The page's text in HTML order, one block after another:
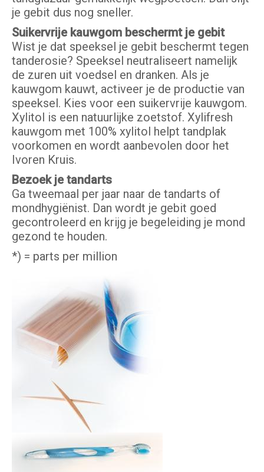
je gebit dus nog sneller.
Suikervrije kauwgom beschermt je gebit
Wist je dat speeksel je gebit beschermt tegen
tanderosie? Speeksel neutraliseert namelijk
de zuren uit voedsel en dranken. Als je
kauwgom kauwt, activeer je de productie van
speeksel. Kies voor een suikervrije kauwgom.
Xylitol is een natuurlijke zoetstof. Xylifresh
kauwgom met 100% xylitol helpt tandplak
voorkomen en wordt aanbevolen door het
Ivoren Kruis.
Bezoek je tandarts
Ga tweemaal per jaar naar de tandarts of
mondhygiënist. Dan wordt je gebit goed
gecontroleerd en krijg je begeleiding je mond
gezond te houden.
*) = parts per million